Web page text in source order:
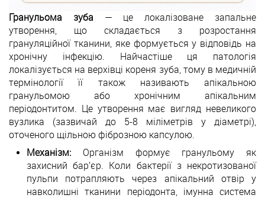
Гранульома зуба — це локалізоване запальне
утворення, що складається з розростання
грануляційної тканини, яке формується у відповідь на
хронічну інфекцію. Найчастіше ця патологія
локалізується на верхівці кореня зуба, тому в медичній
термінології її також називають апікальною
гранульомою або хронічним апікальним
періодонтитом. Це утворення має вигляд невеликого
вузлика (зазвичай до 5-8 міліметрів у діаметрі),
оточеного щільною фіброзною капсулою.
Механізм: Організм формує гранульому як
захисний бар’єр. Коли бактерії з некротизованої
пульпи потрапляють через апікальний отвір у
навколишні тканини періодонта, імунна система